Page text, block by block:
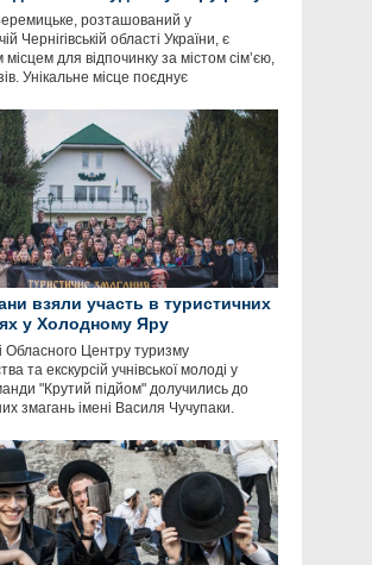
розташований у
Чернігівській області України, є
місцем для відпочинку за містом сім’єю,
Унікальне місце поєднує
взяли участь в туристичних
у Холодному Яру
Обласного Центру туризму
та екскурсій учнівської молоді у
"Крутий підйом" долучились до
змагань імені Василя Чучупаки.